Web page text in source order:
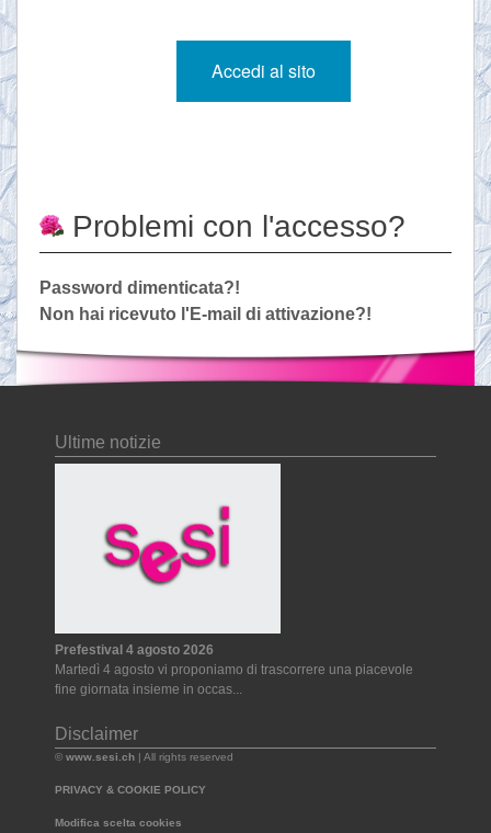
Problemi con l'accesso?
Password dimenticata?!
Non hai ricevuto l'E-mail di attivazione?!
Ultime notizie
Prefestival 4 agosto 2026
Martedì 4 agosto vi proponiamo di trascorrere una piacevole
fine giornata insieme in occas...
Disclaimer
© www.sesi.ch | All rights reserved
PRIVACY & COOKIE POLICY
Modifica scelta cookies